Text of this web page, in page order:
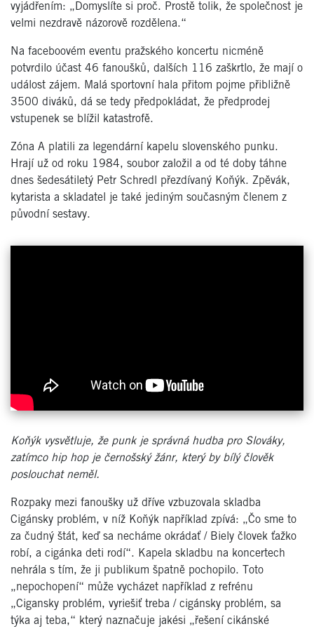
vyjádřením: „Domyslíte si proč. Prostě tolik, že společnost je
velmi nezdravě názorově rozdělena.“
Na faceboovém eventu pražského koncertu nicméně
potvrdilo účast 46 fanoušků, dalších 116 zaškrtlo, že mají o
událost zájem. Malá sportovní hala přitom pojme přibližně
3500 diváků, dá se tedy předpokládat, že předprodej
vstupenek se blížil katastrofě.
Zóna A platili za legendární kapelu slovenského punku.
Hrají už od roku 1984, soubor založil a od té doby táhne
dnes šedesátiletý Petr Schredl přezdívaný Koňýk. Zpěvák,
kytarista a skladatel je také jediným současným členem z
původní sestavy.
Koňýk vysvětluje, že punk je správná hudba pro Slováky,
zatímco hip hop je černošský žánr, který by bílý člověk
poslouchat neměl.
Rozpaky mezi fanoušky už dříve vzbuzovala skladba
Cigánsky problém, v níž Koňýk například zpívá: „Čo sme to
za čudný štát, keď sa necháme okrádať / Biely človek ťažko
robí, a cigánka deti rodí“. Kapela skladbu na koncertech
nehrála s tím, že ji publikum špatně pochopilo. Toto
„nepochopení“ může vycházet například z refrénu
„Cigansky problém, vyriešiť treba / cigánsky problém, sa
týka aj teba,“ který naznačuje jakési „řešení cikánské